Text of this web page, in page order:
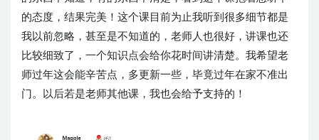
的态度，结果完美！这个课目前为止我听到很多细节都是
我以前忽略，甚至是不知道的，老师人也很好，讲课也还
比较细致了，一个知识点会给你花时间讲清楚。我希望老
师过年这会能辛苦点，多更新一些，毕竟过年在家不准出
门。以后若是老师其他课，我也会给予支持的！